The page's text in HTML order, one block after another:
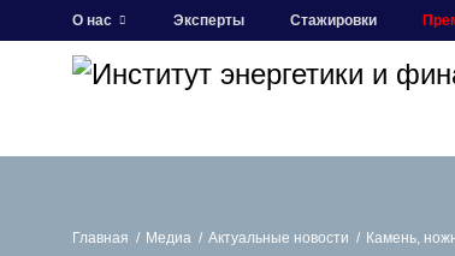
О нас Эксперты Стажировки
Главная Медиа Актуальные новости Камень,